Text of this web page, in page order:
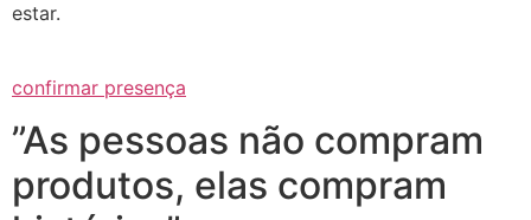
estar.
confirmar presença
”As pessoas não compram
produtos, elas compram